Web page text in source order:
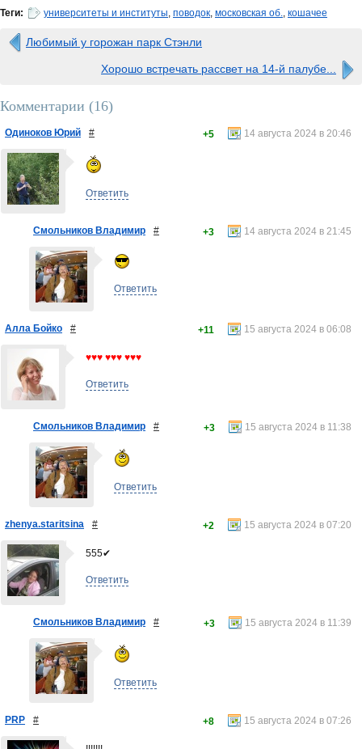
Теги: университеты и институты, поводок, московская об., кошачее
Любимый у горожан парк Стэнли
Хорошо встречать рассвет на 14-й палубе...
Комментарии (16)
Одиноков Юрий # 14 августа 2024 в 20:46
+5
Ответить
Смольников Владимир # 14 августа 2024 в 21:45
+3
Ответить
Алла Бойко # 15 августа 2024 в 06:08
+11
♥♥♥ ♥♥♥ ♥♥♥
Ответить
Смольников Владимир # 15 августа 2024 в 11:38
+3
Ответить
zhenya.staritsina # 15 августа 2024 в 07:20
+2
555✔
Ответить
Смольников Владимир # 15 августа 2024 в 11:39
+3
Ответить
PRP # 15 августа 2024 в 07:26
+8